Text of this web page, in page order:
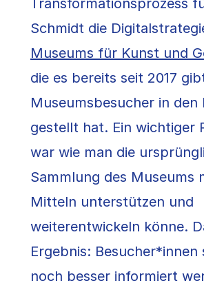
Transformationsprozess
Schmidt die
Museums für Kunst und
die es bereits seit 2017
Museumsbesucher in
gestellt hat. Ein wichtiger
war wie man die
Sammlung des Museums
Mitteln unterstützen und
weiterentwickeln könne.
Ergebnis: Besucher*innen
noch besser informiert